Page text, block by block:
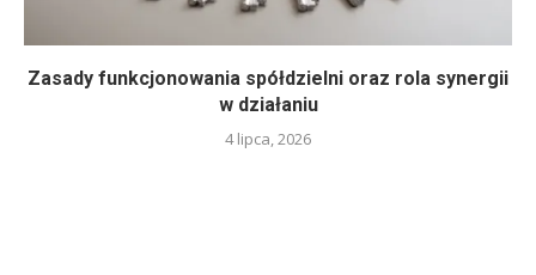
Zasady funkcjonowania spółdzielni oraz rola synergii
w działaniu
4 lipca, 2026